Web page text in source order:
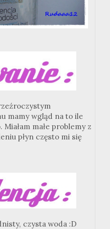
mamy wgląd na to ile
małe problemy z
płyn często mi się
czysta woda :D